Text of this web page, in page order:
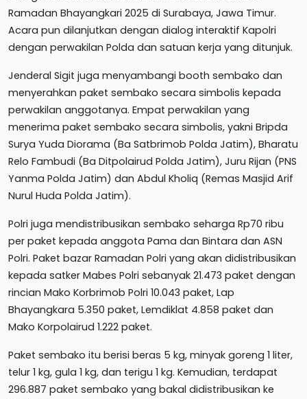
Ramadan Bhayangkari 2025 di Surabaya, Jawa Timur.
Acara pun dilanjutkan dengan dialog interaktif Kapolri
dengan perwakilan Polda dan satuan kerja yang ditunjuk.
Jenderal Sigit juga menyambangi booth sembako dan
menyerahkan paket sembako secara simbolis kepada
perwakilan anggotanya. Empat perwakilan yang
menerima paket sembako secara simbolis, yakni Bripda
Surya Yuda Diorama (Ba Satbrimob Polda Jatim), Bharatu
Relo Fambudi (Ba Ditpolairud Polda Jatim), Juru Rijan (PNS
Yanma Polda Jatim) dan Abdul Kholiq (Remas Masjid Arif
Nurul Huda Polda Jatim).
Polri juga mendistribusikan sembako seharga Rp70 ribu
per paket kepada anggota Pama dan Bintara dan ASN
Polri. Paket bazar Ramadan Polri yang akan didistribusikan
kepada satker Mabes Polri sebanyak 21.473 paket dengan
rincian Mako Korbrimob Polri 10.043 paket, Lap
Bhayangkara 5.350 paket, Lemdiklat 4.858 paket dan
Mako Korpolairud 1.222 paket.
Paket sembako itu berisi beras 5 kg, minyak goreng 1 liter,
telur 1 kg, gula 1 kg, dan terigu 1 kg. Kemudian, terdapat
296.887 paket sembako yang bakal didistribusikan ke